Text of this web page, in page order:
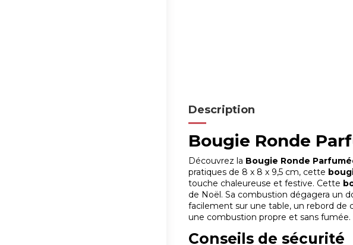
Description
Bougie Ronde
Découvrez la Bougie Ronde
pratiques de 8 x 8 x 9,5 cm, cette
touche chaleureuse et festive. Cette
de Noël. Sa combustion dégagera un
facilement sur une table, un rebord de
une combustion propre et sans fumée.
Conseils de sécurité